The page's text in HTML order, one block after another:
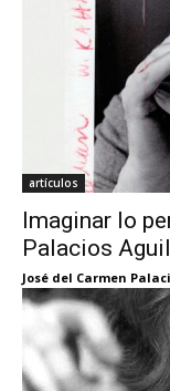
artículos
Imaginar lo
Palacios
José del Carmen